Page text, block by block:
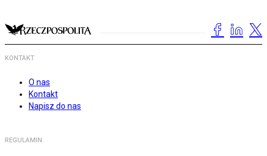
KONTAKT
O nas
Kontakt
Napisz do nas
REGULAMIN